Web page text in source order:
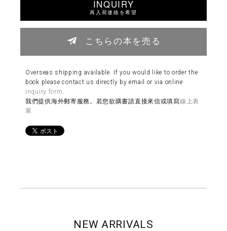
INQUIRY
再入荷連絡を希望
こちらの本を売る
Overseas shipping available. If you would like to order the
book please contact us directly by email or via online
inquiry form
我們提供海外郵寄服務。若您欲購書請直接來信或填寫線上表
單
NEW ARRIVALS